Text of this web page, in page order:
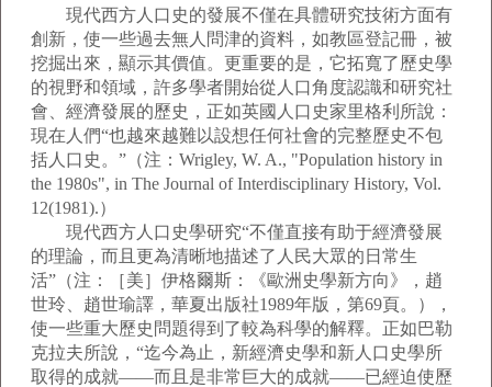
現代西方人口史的發展不僅在具體研究技術方面有
創新，使一些過去無人問津的資料，如教區登記冊，被
挖掘出來，顯示其價值。更重要的是，它拓寬了歷史學
的視野和領域，許多學者開始從人口角度認識和研究社
會、經濟發展的歷史，正如英國人口史家里格利所說：
現在人們“也越來越難以設想任何社會的完整歷史不包
括人口史。”（注：Wrigley, W. A., "Population history in
the 1980s", in The Journal of Interdisciplinary History, Vol.
12(1981).）
現代西方人口史學研究“不僅直接有助于經濟發展
的理論，而且更為清晰地描述了人民大眾的日常生
活”（注：［美］伊格爾斯：《歐洲史學新方向》，趙
世玲、趙世瑜譯，華夏出版社1989年版，第69頁。），
使一些重大歷史問題得到了較為科學的解釋。正如巴勒
克拉夫所說，“迄今為止，新經濟史學和新人口史學所
取得的成就——而且是非常巨大的成就——已經迫使歷